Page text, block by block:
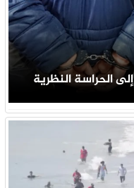
الحراسة النظرية